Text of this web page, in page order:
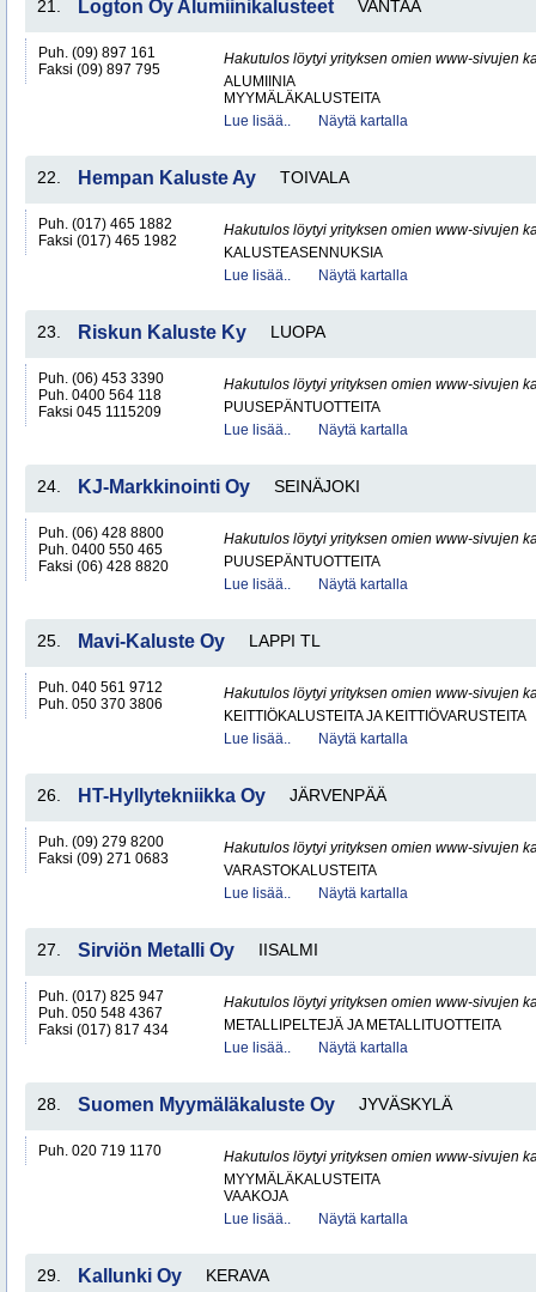
21. Logton Oy Alumiinikalusteet VANTAA
Puh. (09) 897 161
Faksi (09) 897 795
Hakutulos löytyi yrityksen omien www-sivujen
ALUMIINIA
MYYMÄLÄKALUSTEITA
Lue lisää..
Näytä kartalla
22. Hempan Kaluste Ay TOIVALA
Puh. (017) 465 1882
Faksi (017) 465 1982
Hakutulos löytyi yrityksen omien www-sivujen
KALUSTEASENNUKSIA
Lue lisää..
Näytä kartalla
23. Riskun Kaluste Ky LUOPA
Puh. (06) 453 3390
Puh. 0400 564 118
Faksi 045 1115209
Hakutulos löytyi yrityksen omien www-sivujen
PUUSEPÄNTUOTTEITA
Lue lisää..
Näytä kartalla
24. KJ-Markkinointi Oy SEINÄJOKI
Puh. (06) 428 8800
Puh. 0400 550 465
Faksi (06) 428 8820
Hakutulos löytyi yrityksen omien www-sivujen
PUUSEPÄNTUOTTEITA
Lue lisää..
Näytä kartalla
25. Mavi-Kaluste Oy LAPPI TL
Puh. 040 561 9712
Puh. 050 370 3806
Hakutulos löytyi yrityksen omien www-sivujen
KEITTIÖKALUSTEITA JA KEITTIÖVARUSTEITA
Lue lisää..
Näytä kartalla
26. HT-Hyllytekniikka Oy JÄRVENPÄÄ
Puh. (09) 279 8200
Faksi (09) 271 0683
Hakutulos löytyi yrityksen omien www-sivujen
VARASTOKALUSTEITA
Lue lisää..
Näytä kartalla
27. Sirviön Metalli Oy IISALMI
Puh. (017) 825 947
Puh. 050 548 4367
Faksi (017) 817 434
Hakutulos löytyi yrityksen omien www-sivujen
METALLIPELTEJÄ JA METALLITUOTTEITA
Lue lisää..
Näytä kartalla
28. Suomen Myymäläkaluste Oy JYVÄSKYLÄ
Puh. 020 719 1170
Hakutulos löytyi yrityksen omien www-sivujen
MYYMÄLÄKALUSTEITA
VAAKOJA
Lue lisää..
Näytä kartalla
29. Kallunki Oy KERAVA